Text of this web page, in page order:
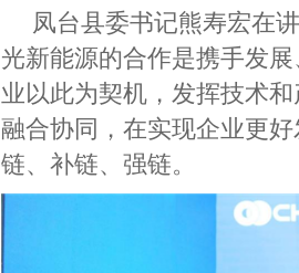
凤台县委书记熊寿宏在
光新能源的合作是携手发
业以此为契机，发挥技术
融合协同，在实现企业更
链、补链、强链。